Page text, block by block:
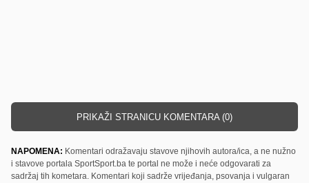
PRIKAŽI STRANICU KOMENTARA (0)
NAPOMENA: Komentari odražavaju stavove njihovih autora/ica, a ne nužno
i stavove portala SportSport.ba te portal ne može i neće odgovarati za
sadržaj tih kometara. Komentari koji sadrže vrijeđanja, psovanja i vulgaran